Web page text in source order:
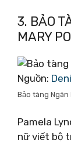
3. BẢO
MARY
Nguồn:
Bảo tàng
Pamela
nữ viết bộ